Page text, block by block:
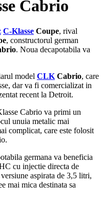
Cabrio
C-Klasse Coupe, rival
, constructorul german
. Noua decapotabila va
model CLK Cabrio, care
dar va fi comercializat in
recent la Detroit.
Cabrio va primi un
unuia metalic mai
complicat, care este folosit
germana va beneficia
cu injectie directa de
aspirata de 3,5 litri,
mai mica destinata sa